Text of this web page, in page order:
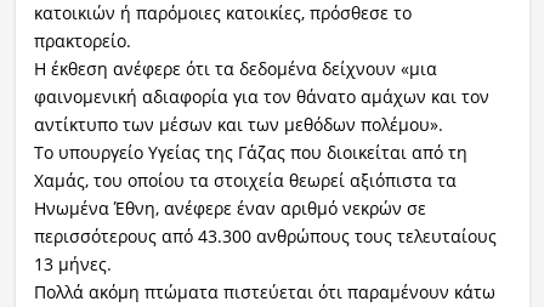
κατοικιών ή παρόμοιες κατοικίες, πρόσθεσε το
πρακτορείο.
Η έκθεση ανέφερε ότι τα δεδομένα δείχνουν «μια
φαινομενική αδιαφορία για τον θάνατο αμάχων και τον
αντίκτυπο των μέσων και των μεθόδων πολέμου».
Το υπουργείο Υγείας της Γάζας που διοικείται από τη
Χαμάς, του οποίου τα στοιχεία θεωρεί αξιόπιστα τα
Ηνωμένα Έθνη, ανέφερε έναν αριθμό νεκρών σε
περισσότερους από 43.300 ανθρώπους τους τελευταίους
13 μήνες.
Πολλά ακόμη πτώματα πιστεύεται ότι παραμένουν κάτω